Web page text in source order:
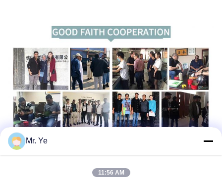
Mr. Ye
11:56 AM